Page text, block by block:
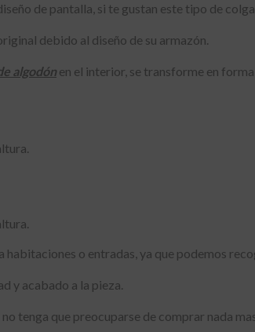
de pantalla, si te gustan este tipo de
debido al diseño de su armazón.
algodón en el interior, se transforme en
o entradas, ya que podemos
y acabado a la pieza.
tenga que preocuparse de comprar nada